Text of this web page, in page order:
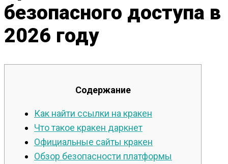
безопасного доступа в
2026 году
Содержание
Как найти ссылки на кракен
Что такое кракен даркнет
Официальные сайты кракен
Обзор безопасности платформы